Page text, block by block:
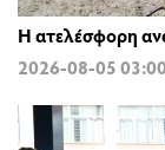
Η ατελέσφορη
2026-08-05